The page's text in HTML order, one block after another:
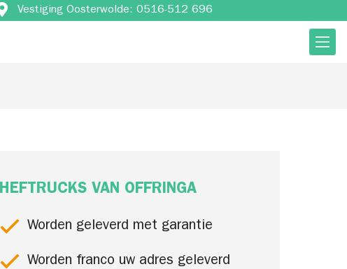
Vestiging Oosterwolde: 0516-512 696
HEFTRUCKS VAN OFFRINGA
Worden geleverd met garantie
Worden franco uw adres geleverd